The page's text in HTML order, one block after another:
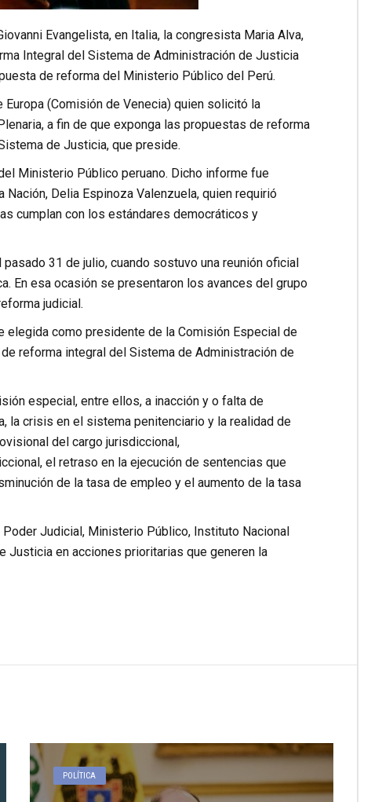
Evangelista, en Italia, la congresista Maria Alva,
Integral del Sistema de Administración de Justicia
de reforma del Ministerio Público del Perú.
(Comisión de Venecia) quien solicitó la
a fin de que exponga las propuestas de reforma
de Justicia, que preside.
Ministerio Público peruano. Dicho informe fue
Delia Espinoza Valenzuela, quien requirió
cumplan con los estándares democráticos y
31 de julio, cuando sostuvo una reunión oficial
En esa ocasión se presentaron los avances del grupo
judicial.
elegida como presidente de la Comisión Especial de
reforma integral del Sistema de Administración de
especial, entre ellos, a inacción y o falta de
la crisis en el sistema penitenciario y la realidad de
del cargo jurisdiccional,
el retraso en la ejecución de sentencias que
de la tasa de empleo y el aumento de la tasa
Judicial, Ministerio Público, Instituto Nacional
Justicia en acciones prioritarias que generen la
POLÍTICA